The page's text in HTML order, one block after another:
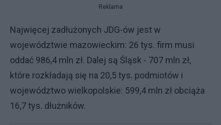
Reklama
Najwięcej zadłużonych JDG-ów jest w
województwie mazowieckim: 26 tys. firm musi
oddać 986,4 mln zł. Dalej są Śląsk - 707 mln zł,
które rozkładają się na 20,5 tys. podmiotów i
województwo wielkopolskie: 599,4 mln zł obciąża
16,7 tys. dłużników.